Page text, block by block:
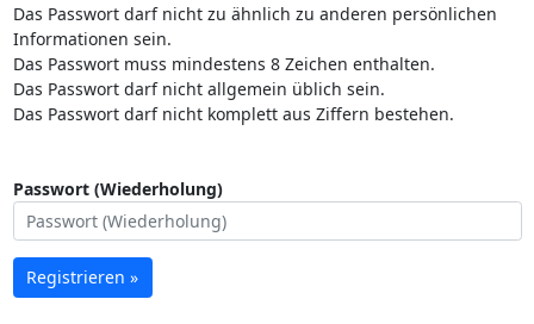
Das Passwort darf nicht zu ähnlich zu anderen persönlichen
Informationen sein.
Das Passwort muss mindestens 8 Zeichen enthalten.
Das Passwort darf nicht allgemein üblich sein.
Das Passwort darf nicht komplett aus Ziffern bestehen.
Passwort (Wiederholung)
Registrieren »